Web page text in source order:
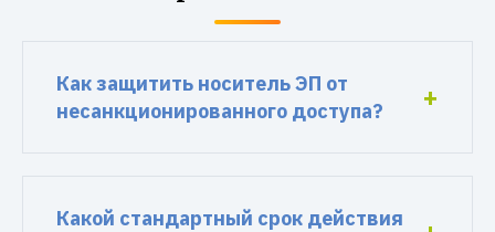
Как защитить носитель ЭП от
несанкционированного доступа?
Какой стандартный срок действия